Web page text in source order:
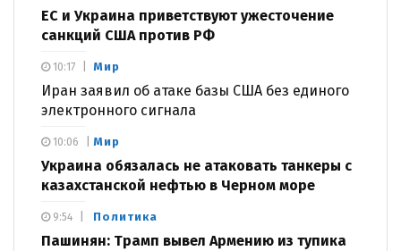
ЕС и Украина приветствуют ужесточение
санкций США против РФ
Мир
Иран заявил об атаке базы США без единого
электронного сигнала
10:17
Мир
Украина обязалась не атаковать танкеры с
казахстанской нефтью в Черном море
10:06
Политика
Пашинян: Трамп вывел Армению из тупика
9:54